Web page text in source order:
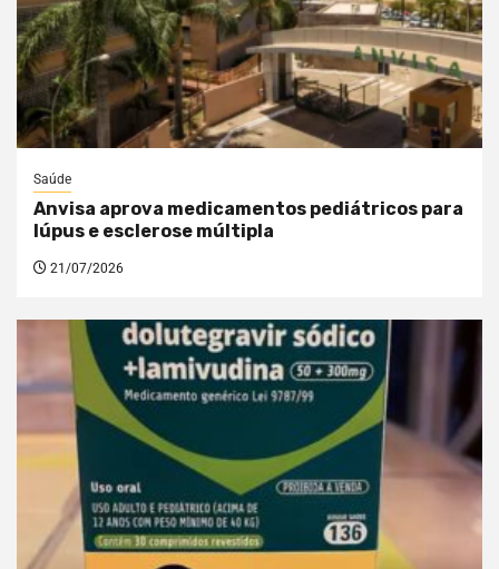
Saúde
Anvisa aprova medicamentos pediátricos para
lúpus e esclerose múltipla
21/07/2026